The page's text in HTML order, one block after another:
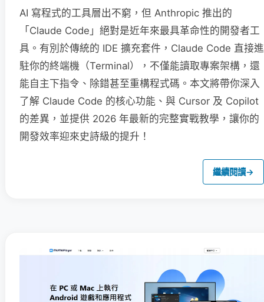
AI 寫程式的工具層出不窮，但 Anthropic 推出的
「Claude Code」絕對是近年來最具革命性的開發者工
具。有別於傳統的 IDE 擴充套件，Claude Code 直接進
駐你的終端機（Terminal），不僅能讀取專案架構，還
能自主下指令、除錯甚至重構程式碼。本文將帶你深入
了解 Claude Code 的核心功能、與 Cursor 及 Copilot
的差異，並提供 2026 年最新的完整實戰教學，讓你的
開發效率迎來史詩級的提升！
繼續閱讀→